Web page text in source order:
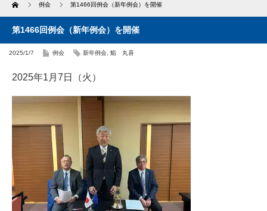
Home 例会 第1466回例会（新年例会）を開催
第1466回例会（新年例会）を開催
2025/1/7 例会 新年例会 鮨 丸喜
2025年1月7日（火）